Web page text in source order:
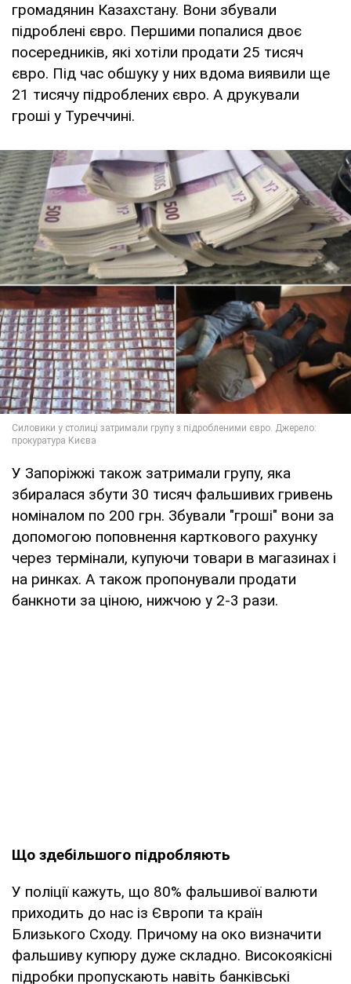
громадянин Казахстану. Вони збували
підроблені євро. Першими попалися двоє
посередників, які хотіли продати 25 тисяч
євро. Під час обшуку у них вдома виявили ще
21 тисячу підроблених євро. А друкували
гроші у Туреччині.
У Запоріжжі також затримали групу, яка
збиралася збути 30 тисяч фальшивих гривень
номіналом по 200 грн. Збували "гроші" вони за
допомогою поповнення карткового рахунку
через термінали, купуючи товари в магазинах і
на ринках. А також пропонували продати
банкноти за ціною, нижчою у 2-3 рази.
Що здебільшого підробляють
У поліції кажуть, що 80% фальшивої валюти
приходить до нас із Європи та країн
Близького Сходу. Причому на око визначити
фальшиву купюру дуже складно. Високоякісні
підробки пропускають навіть банківські